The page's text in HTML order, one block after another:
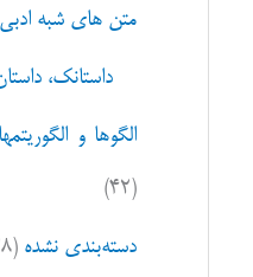
متن های شبه
داستانک،
الگوها و
(۴۲)
دسته‌بندی نشده (۲۸)